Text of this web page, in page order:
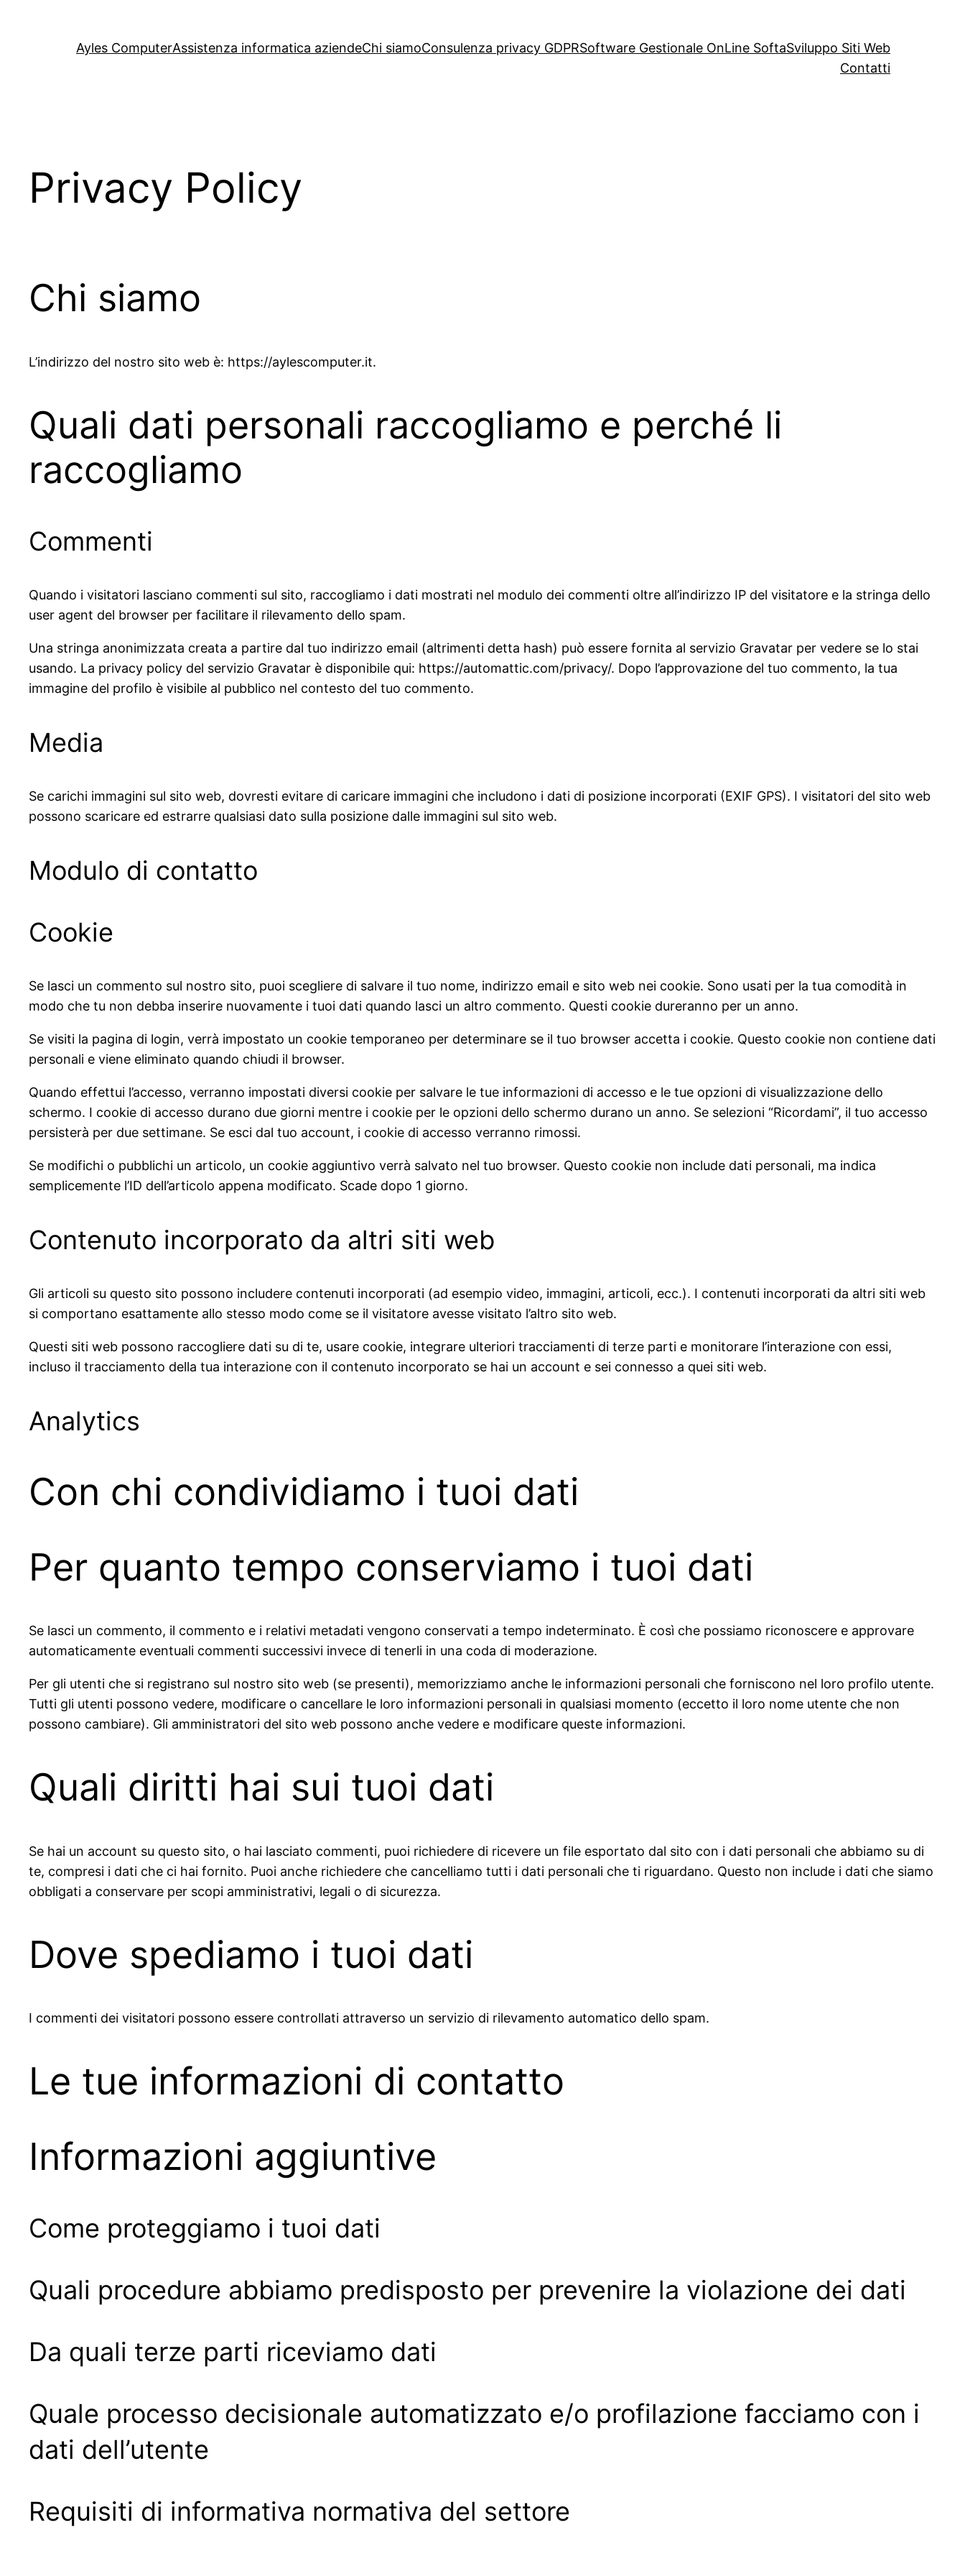
Ayles ComputerAssistenza informatica aziendeChi siamoConsulenza privacy GDPRSoftware Gestionale OnLine SoftaSviluppo Siti Web
Contatti
Privacy Policy
Chi siamo
L’indirizzo del nostro sito web è: https://aylescomputer.it.
Quali dati personali raccogliamo e perché li
raccogliamo
Commenti
Quando i visitatori lasciano commenti sul sito, raccogliamo i dati mostrati nel modulo dei commenti oltre all’indirizzo IP del visitatore e la stringa dello
user agent del browser per facilitare il rilevamento dello spam.
Una stringa anonimizzata creata a partire dal tuo indirizzo email (altrimenti detta hash) può essere fornita al servizio Gravatar per vedere se lo stai
usando. La privacy policy del servizio Gravatar è disponibile qui: https://automattic.com/privacy/. Dopo l’approvazione del tuo commento, la tua
immagine del profilo è visibile al pubblico nel contesto del tuo commento.
Media
Se carichi immagini sul sito web, dovresti evitare di caricare immagini che includono i dati di posizione incorporati (EXIF GPS). I visitatori del sito web
possono scaricare ed estrarre qualsiasi dato sulla posizione dalle immagini sul sito web.
Modulo di contatto
Cookie
Se lasci un commento sul nostro sito, puoi scegliere di salvare il tuo nome, indirizzo email e sito web nei cookie. Sono usati per la tua comodità in
modo che tu non debba inserire nuovamente i tuoi dati quando lasci un altro commento. Questi cookie dureranno per un anno.
Se visiti la pagina di login, verrà impostato un cookie temporaneo per determinare se il tuo browser accetta i cookie. Questo cookie non contiene dati
personali e viene eliminato quando chiudi il browser.
Quando effettui l’accesso, verranno impostati diversi cookie per salvare le tue informazioni di accesso e le tue opzioni di visualizzazione dello
schermo. I cookie di accesso durano due giorni mentre i cookie per le opzioni dello schermo durano un anno. Se selezioni “Ricordami”, il tuo accesso
persisterà per due settimane. Se esci dal tuo account, i cookie di accesso verranno rimossi.
Se modifichi o pubblichi un articolo, un cookie aggiuntivo verrà salvato nel tuo browser. Questo cookie non include dati personali, ma indica
semplicemente l’ID dell’articolo appena modificato. Scade dopo 1 giorno.
Contenuto incorporato da altri siti web
Gli articoli su questo sito possono includere contenuti incorporati (ad esempio video, immagini, articoli, ecc.). I contenuti incorporati da altri siti web
si comportano esattamente allo stesso modo come se il visitatore avesse visitato l’altro sito web.
Questi siti web possono raccogliere dati su di te, usare cookie, integrare ulteriori tracciamenti di terze parti e monitorare l’interazione con essi,
incluso il tracciamento della tua interazione con il contenuto incorporato se hai un account e sei connesso a quei siti web.
Analytics
Con chi condividiamo i tuoi dati
Per quanto tempo conserviamo i tuoi dati
Se lasci un commento, il commento e i relativi metadati vengono conservati a tempo indeterminato. È così che possiamo riconoscere e approvare
automaticamente eventuali commenti successivi invece di tenerli in una coda di moderazione.
Per gli utenti che si registrano sul nostro sito web (se presenti), memorizziamo anche le informazioni personali che forniscono nel loro profilo utente.
Tutti gli utenti possono vedere, modificare o cancellare le loro informazioni personali in qualsiasi momento (eccetto il loro nome utente che non
possono cambiare). Gli amministratori del sito web possono anche vedere e modificare queste informazioni.
Quali diritti hai sui tuoi dati
Se hai un account su questo sito, o hai lasciato commenti, puoi richiedere di ricevere un file esportato dal sito con i dati personali che abbiamo su di
te, compresi i dati che ci hai fornito. Puoi anche richiedere che cancelliamo tutti i dati personali che ti riguardano. Questo non include i dati che siamo
obbligati a conservare per scopi amministrativi, legali o di sicurezza.
Dove spediamo i tuoi dati
I commenti dei visitatori possono essere controllati attraverso un servizio di rilevamento automatico dello spam.
Le tue informazioni di contatto
Informazioni aggiuntive
Come proteggiamo i tuoi dati
Quali procedure abbiamo predisposto per prevenire la violazione dei dati
Da quali terze parti riceviamo dati
Quale processo decisionale automatizzato e/o profilazione facciamo con i
dati dell’utente
Requisiti di informativa normativa del settore